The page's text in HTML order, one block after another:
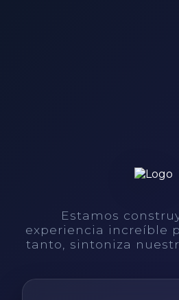
Estamos
experiencia increíble
tanto, sintoniza